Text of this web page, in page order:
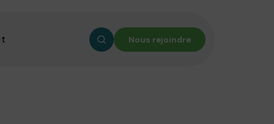
Nous rejoindre